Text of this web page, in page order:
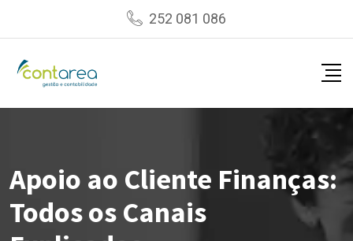
252 081 086
Apoio ao Cliente Finanças:
Todos os Canais